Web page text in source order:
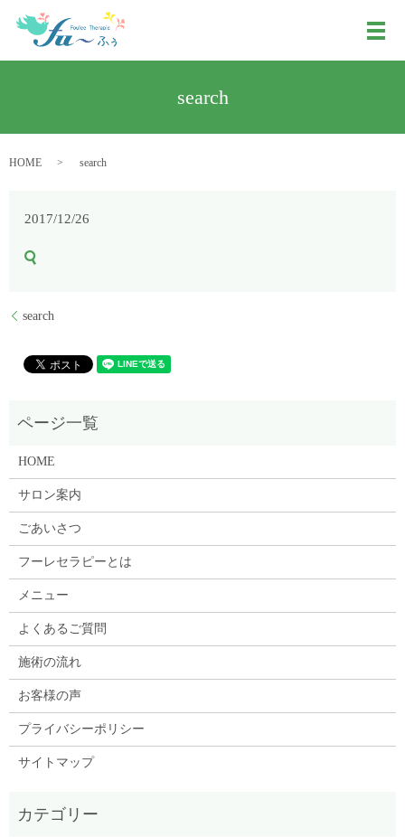
メ
search
HOME search
2017/12/26
search
HOME
サロン案内
ごあいさつ
フーレセラピーとは
メニュー
よくあるご質問
施術の流れ
お客様の声
プライバシーポリシー
サイトマップ